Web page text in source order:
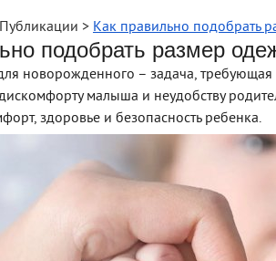
>Как правильно подобрать
подобрать размер
новорожденного – задача, требующая
малыша и неудобству
здоровье и безопасность ребенка.